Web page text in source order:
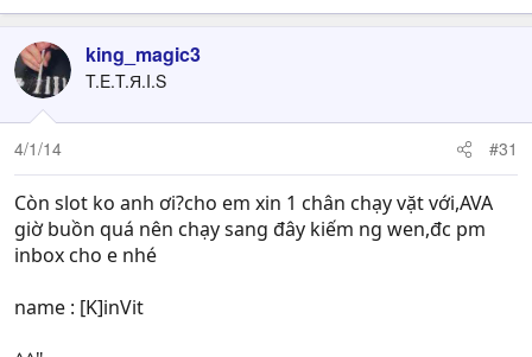
king_magic3
T.E.T.Я.I.S
4/1/14 #31
Còn slot ko anh ơi?cho em xin 1 chân chạy vặt với,AVA
giờ buồn quá nên chạy sang đây kiếm ng wen,đc pm
inbox cho e nhé
name : [K]inVit